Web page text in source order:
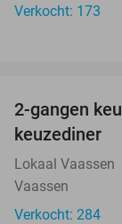
Verkocht: 173
2-gangen
keuzediner
Lokaal Vaassen
Vaassen
Verkocht: 284